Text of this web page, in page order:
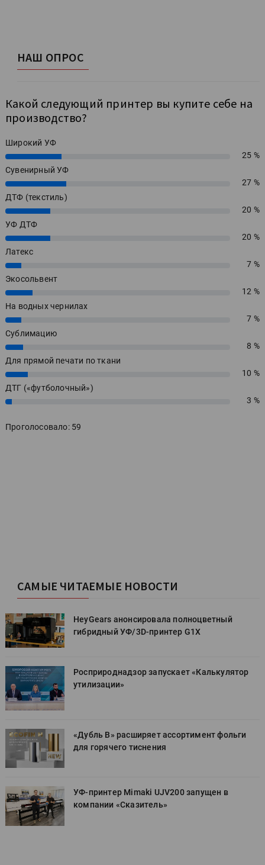
НАШ ОПРОС
Какой следующий принтер вы купите себе на
производство?
Широкий УФ
25%
25 %
Сувенирный УФ
27%
27 %
ДТФ (текстиль)
20%
20 %
УФ ДТФ
20%
20 %
Латекс
7%
7 %
Экосольвент
12%
12 %
На водных чернилах
7%
7 %
Сублимацию
8%
8 %
Для прямой печати по ткани
10%
10 %
ДТГ («футболочный»)
3% 3 %
Проголосовало: 59
САМЫЕ ЧИТАЕМЫЕ НОВОСТИ
HeyGears анонсировала полноцветный
гибридный УФ/3D-принтер G1X
Росприроднадзор запускает «Калькулятор
утилизации»
«Дубль В» расширяет ассортимент фольги
для горячего тиснения
УФ-принтер Mimaki UJV200 запущен в
компании «Сказитель»